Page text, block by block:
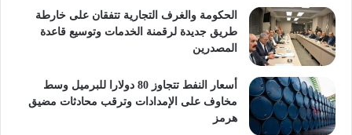
الحكومة والغرف التجارية تتفقان على خارطة
طريق جديدة لرقمنة الخدمات وتوسيع قاعدة
المصدرين
أسعار النفط تتجاوز 80 دولارا للبرميل وسط
مخاوف على الإمدادات وترقب محادثات مضيق
هرمز